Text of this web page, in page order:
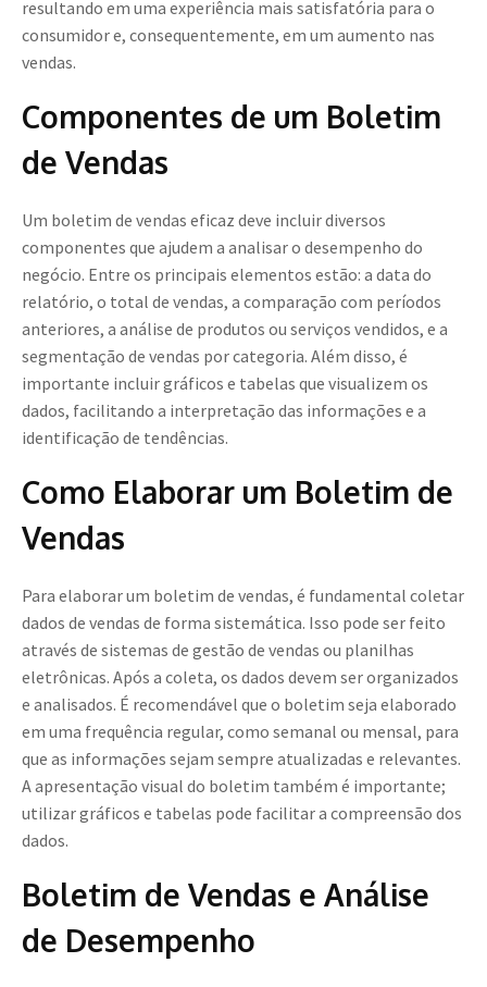
resultando em uma experiência mais satisfatória para o
consumidor e, consequentemente, em um aumento nas
vendas.
Componentes de um Boletim
de Vendas
Um boletim de vendas eficaz deve incluir diversos
componentes que ajudem a analisar o desempenho do
negócio. Entre os principais elementos estão: a data do
relatório, o total de vendas, a comparação com períodos
anteriores, a análise de produtos ou serviços vendidos, e a
segmentação de vendas por categoria. Além disso, é
importante incluir gráficos e tabelas que visualizem os
dados, facilitando a interpretação das informações e a
identificação de tendências.
Como Elaborar um Boletim de
Vendas
Para elaborar um boletim de vendas, é fundamental coletar
dados de vendas de forma sistemática. Isso pode ser feito
através de sistemas de gestão de vendas ou planilhas
eletrônicas. Após a coleta, os dados devem ser organizados
e analisados. É recomendável que o boletim seja elaborado
em uma frequência regular, como semanal ou mensal, para
que as informações sejam sempre atualizadas e relevantes.
A apresentação visual do boletim também é importante;
utilizar gráficos e tabelas pode facilitar a compreensão dos
dados.
Boletim de Vendas e Análise
de Desempenho